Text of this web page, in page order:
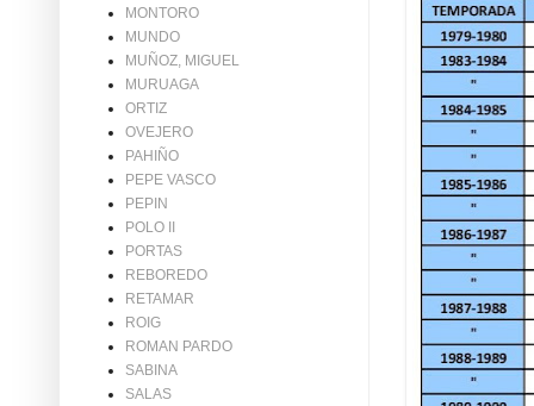
MONTORO
MUNDO
MUÑOZ, MIGUEL
MURUAGA
ORTIZ
OVEJERO
PAHIÑO
PEPE VASCO
PEPIN
POLO II
PORTAS
REBOREDO
RETAMAR
ROIG
ROMAN PARDO
SABINA
SALAS